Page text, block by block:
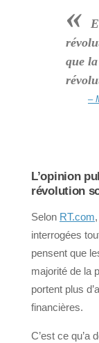
«
que
–
L’opinion
révolution
Selon RT.com
interrogées
pensent que
majorité de la
portent plus
financières.
C’est ce qu’a